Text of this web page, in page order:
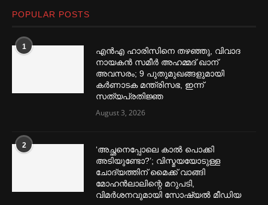
POPULAR POSTS
1
എൻഎ ഹാരിസിനെ തഴ‌‍ഞ്ഞു, വിവാദ
നായകൻ സമീര്‍ അഹമ്മദ് ഖാന്
അവസരം; 9 പുതുമുഖങ്ങളുമായി
കര്‍ണാടക മന്ത്രിസഭ, ഇന്ന്
സത്യപ്രതിജ്ഞ
August 3, 2026
2
‘അച്ഛനെപ്പോലെ കാല്‍ പൊക്കി
അടിയുണ്ടോ?’; വിസ്മയയോടുള്ള
ചോദ്യത്തിന് മൈക്ക് വാങ്ങി
മോഹൻലാലിന്റെ മറുപടി,
വിമര്‍ശനവുമായി സോഷ്യല്‍ മീഡിയ